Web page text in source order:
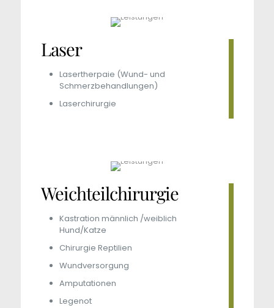
Laser
Lasertherpaie (Wund- und
Schmerzbehandlungen)
Laserchirurgie
Weichteilchirurgie
Kastration männlich /weiblich
Hund/Katze
Chirurgie Reptilien
Wundversorgung
Amputationen
Legenot